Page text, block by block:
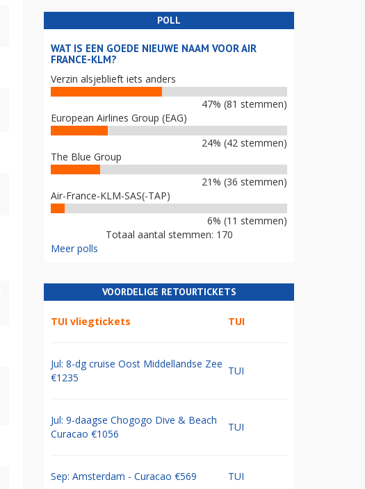
POLL
WAT IS EEN GOEDE NIEUWE NAAM VOOR AIR
FRANCE-KLM?
Verzin alsjeblieft iets anders
47% (81 stemmen)
European Airlines Group (EAG)
24% (42 stemmen)
The Blue Group
21% (36 stemmen)
Air-France-KLM-SAS(-TAP)
6% (11 stemmen)
Totaal aantal stemmen: 170
Meer polls
VOORDELIGE RETOURTICKETS
TUI vliegtickets TUI
Jul: 8-dg cruise Oost Middellandse Zee
€1235
TUI
Jul: 9-daagse Chogogo Dive & Beach
Curacao €1056
TUI
Sep: Amsterdam - Curacao €569 TUI